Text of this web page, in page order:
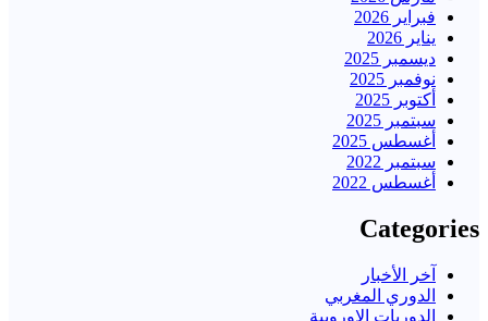
فبراير 2026
يناير 2026
ديسمبر 2025
نوفمبر 2025
أكتوبر 2025
سبتمبر 2025
أغسطس 2025
سبتمبر 2022
أغسطس 2022
Categories
آخر الأخبار
الدوري المغربي
الدوريات الاوروبية